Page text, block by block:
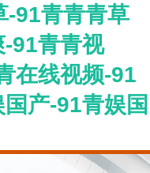
-91青青青草
91青青视
在线视频-91
产-91青娱国